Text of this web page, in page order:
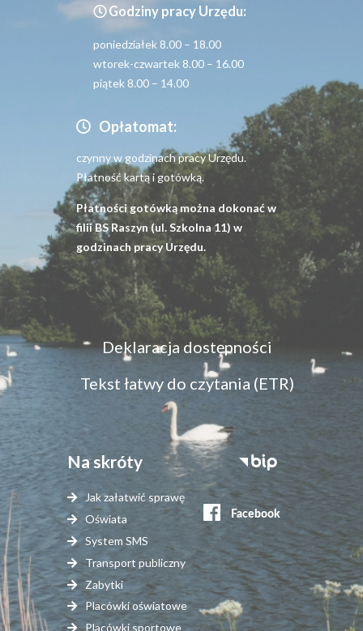
Godziny pracy Urzędu:
poniedziałek 8.00 – 18.00
wtorek-czwartek 8.00 – 16.00
piątek 8.00 – 14.00
Opłatomat:
czynny w godzinach pracy Urzędu.
Płatność kartą i gotówką.
Płatności gotówką można dokonać w
filii BS Raszyn (ul. Szkolna 11) w
godzinach pracy Urzędu.
Menu
dostępność
Deklaracja dostępności
Tekst łatwy do czytania (ETR)
Na skróty
Jak załatwić sprawę
Oświata
System SMS
Transport publiczny
Zabytki
Placówki oświatowe
Placówki sportowe
Stopka
serwisy
zewnętrzne